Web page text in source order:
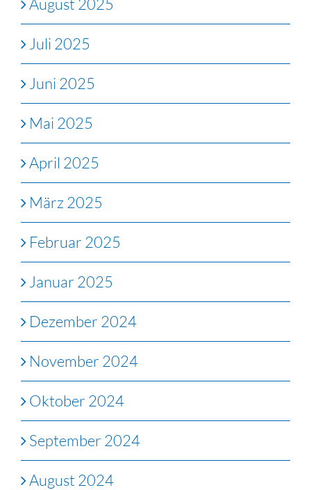
Juli 2025
Juni 2025
Mai 2025
April 2025
März 2025
Februar 2025
Januar 2025
Dezember 2024
November 2024
Oktober 2024
September 2024
August 2024